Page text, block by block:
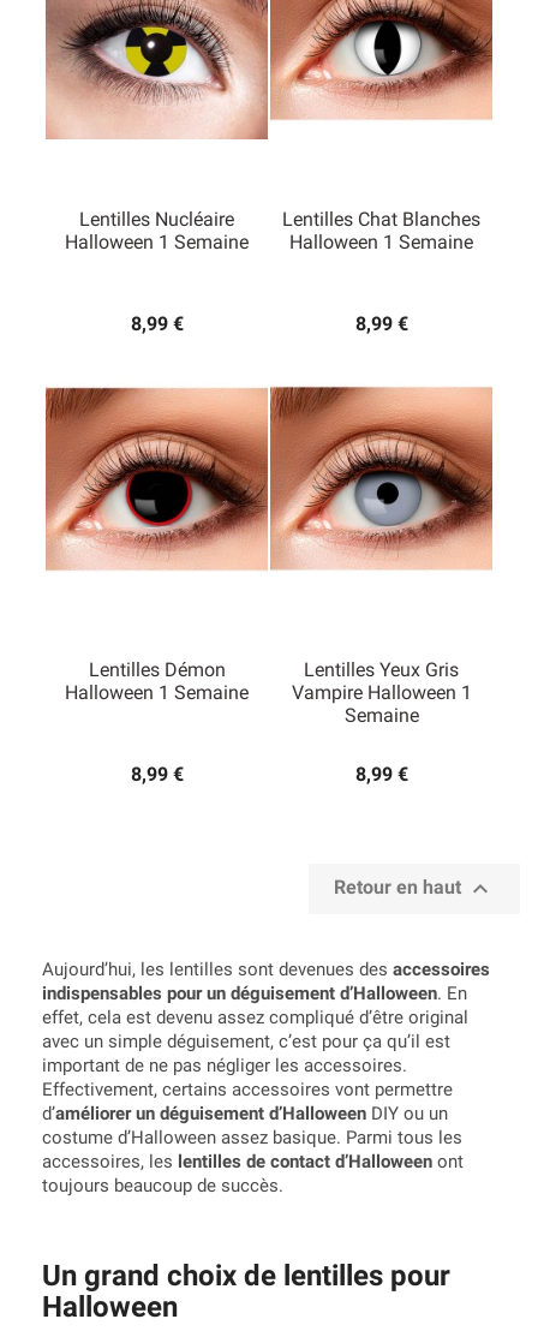
Lentilles Nucléaire
Halloween 1 Semaine
8,99 €
Lentilles Chat Blanches
Halloween 1 Semaine
8,99 €
Lentilles Démon
Halloween 1 Semaine
8,99 €
Lentilles Yeux Gris
Vampire Halloween 1
Semaine
8,99 €
Retour en haut 
Aujourd’hui, les lentilles sont devenues des accessoires
indispensables pour un déguisement d’Halloween. En
effet, cela est devenu assez compliqué d’être original
avec un simple déguisement, c’est pour ça qu’il est
important de ne pas négliger les accessoires.
Effectivement, certains accessoires vont permettre
d’améliorer un déguisement d’Halloween DIY ou un
costume d’Halloween assez basique. Parmi tous les
accessoires, les lentilles de contact d’Halloween ont
toujours beaucoup de succès.
Un grand choix de lentilles pour
Halloween